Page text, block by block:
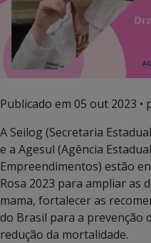
Publicado em 05 out 2023 •
A Seilog (Secretaria
e a Agesul (Agência
Empreendimentos) estão
Rosa 2023 para ampliar as
mama, fortalecer as
do Brasil para a prevenção
redução da mortalidade.